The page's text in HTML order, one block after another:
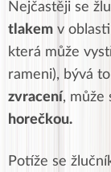
Nejčastěji se
tlakem v
která může
rameni), bývá
zvracení, může
horečkou.
Potíže se